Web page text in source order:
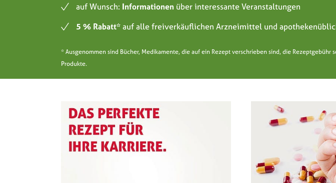
auf Wunsch: Informationen über interessante Veranstaltungen
5 % Rabatt*auf alle freiverkäuflichen Arzneimittel und
* Ausgenommen sind Bücher, Medikamente, die auf ein Rezept verschrieben sind, die Rezeptgebühr
Produkte.